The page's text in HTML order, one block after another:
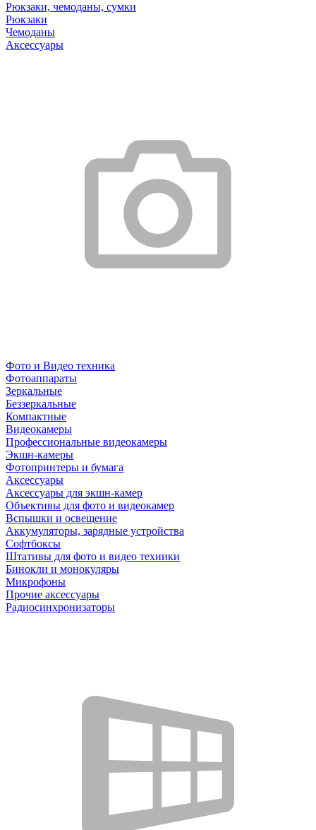
Рюкзаки, чемоданы, сумки
Рюкзаки
Чемоданы
Аксессуары
Фото и Видео техника
Фотоаппараты
Зеркальные
Беззеркальные
Компактные
Видеокамеры
Профессиональные видеокамеры
Экшн-камеры
Фотопринтеры и бумага
Аксессуары
Аксессуары для экшн-камер
Объективы для фото и видеокамер
Вспышки и освещение
Аккумуляторы, зарядные устройства
Софтбоксы
Штативы для фото и видео техники
Бинокли и монокуляры
Микрофоны
Прочие аксессуары
Радиосинхронизаторы